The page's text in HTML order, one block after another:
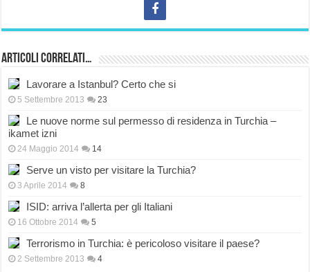
Articoli correlati…
Lavorare a Istanbul? Certo che si
5 Settembre 2013 23
Le nuove norme sul permesso di residenza in Turchia –
ikamet izni
24 Maggio 2014 14
Serve un visto per visitare la Turchia?
3 Aprile 2014 8
ISID: arriva l’allerta per gli Italiani
16 Ottobre 2014 5
Terrorismo in Turchia: è pericoloso visitare il paese?
2 Settembre 2013 4